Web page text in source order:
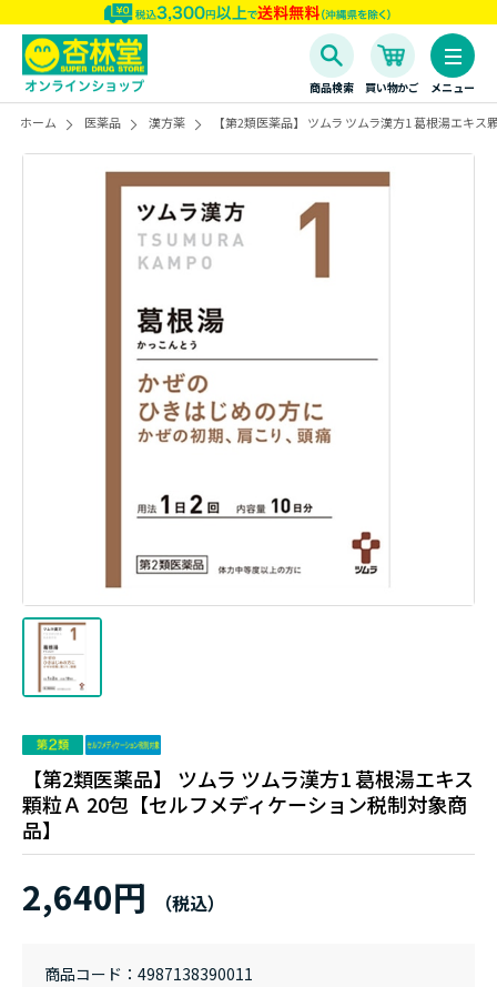
商品検索 買い物かご メニュー
ホーム 医薬品 漢方薬 【第2類医薬品】 ツムラ ツムラ漢方1 葛根湯エキ
【第2類医薬品】 ツムラ ツムラ漢方1 葛根湯エキス
顆粒Ａ 20包【セルフメディケーション税制対象商
品】
2,640円
商品コード
4987138390011